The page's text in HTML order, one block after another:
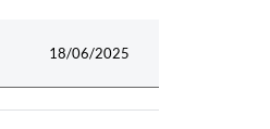
18/06/2025